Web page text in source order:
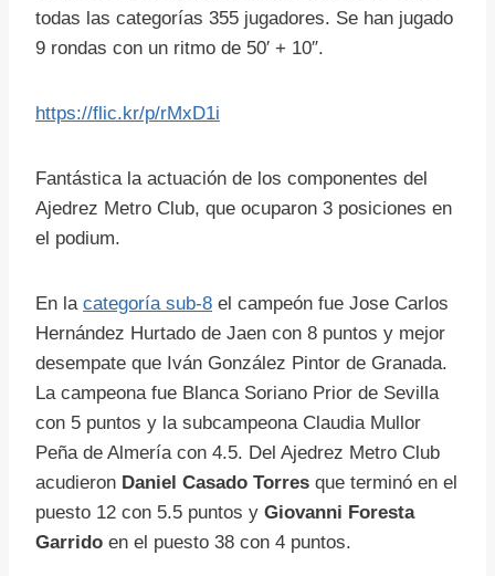
todas las categorías 355 jugadores. Se han jugado
9 rondas con un ritmo de 50′ + 10″.
https://flic.kr/p/rMxD1i
Fantástica la actuación de los componentes del
Ajedrez Metro Club, que ocuparon 3 posiciones en
el podium.
En la categoría sub-8 el campeón fue Jose Carlos
Hernández Hurtado de Jaen con 8 puntos y mejor
desempate que Iván González Pintor de Granada.
La campeona fue Blanca Soriano Prior de Sevilla
con 5 puntos y la subcampeona Claudia Mullor
Peña de Almería con 4.5. Del Ajedrez Metro Club
acudieron Daniel Casado Torres que terminó en el
puesto 12 con 5.5 puntos y Giovanni Foresta
Garrido en el puesto 38 con 4 puntos.